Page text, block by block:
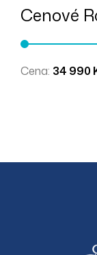
Cenové
Cena: 34 990